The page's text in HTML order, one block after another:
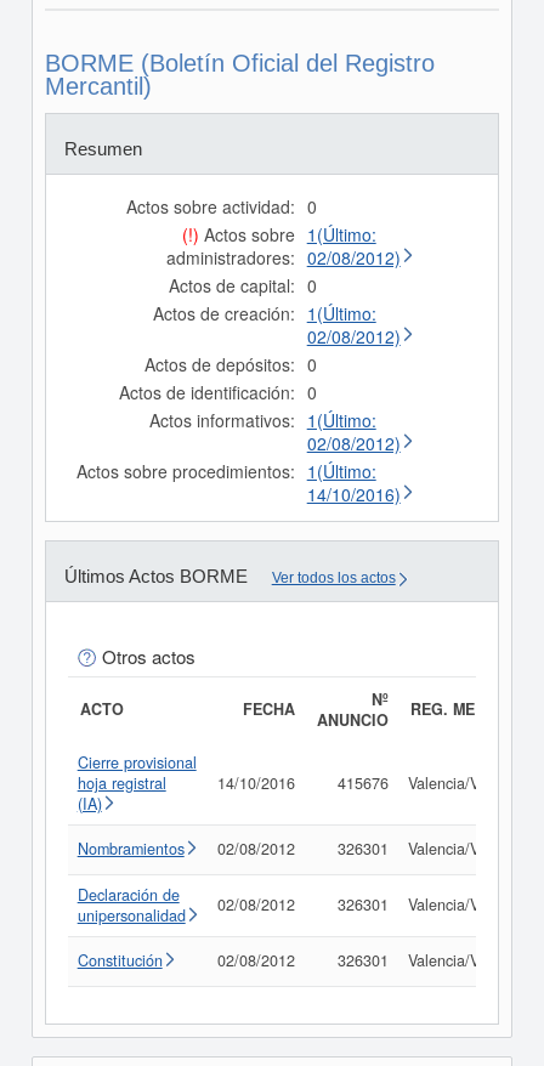
BORME (Boletín Oficial del Registro
Mercantil)
Resumen
Actos sobre actividad: 0
(!) Actos sobre
administradores:
1(Último:
02/08/2012)
Actos de capital: 0
Actos de creación: 1(Último:
02/08/2012)
Actos de depósitos: 0
Actos de identificación: 0
Actos informativos: 1(Último:
02/08/2012)
Actos sobre procedimientos: 1(Último:
14/10/2016)
Últimos Actos BORME Ver todos los actos
Otros actos
ACTO FECHA
Nº
ANUNCIO
REG. MERC.
Cierre provisional
hoja registral
(IA)
14/10/2016 415676 Valencia/València
Nombramientos 02/08/2012 326301 Valencia/València
Declaración de
unipersonalidad
02/08/2012 326301 Valencia/València
Constitución 02/08/2012 326301 Valencia/València